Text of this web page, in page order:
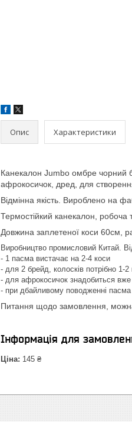
Опис Характеристики
Канекалон Jumbo омбре чорний
афрокосичок, дред, для
Відмінна якість. Вироблено на
Термостійкий канекалон,
Довжина заплетеної коси 60см,
Виробництво промисловий Китай.
- 1 пасма вистачає на 2-4 коси
- для 2 брейд, колосків потрібно 1-2
- для афрокосичок знадобиться
- при дбайливому поводженні пасма
Питання щодо замовлення,
Інформація для
Ціна: 145 ₴